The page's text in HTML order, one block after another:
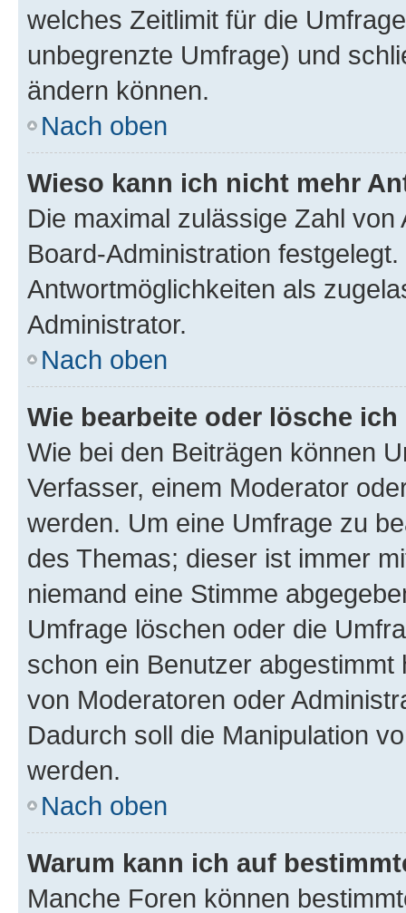
welches Zeitlimit für die
unbegrenzte Umfrage) und
ändern können.
Nach oben
Wieso kann ich nicht mehr
Die maximal zulässige Zahl
Board-Administration
Antwortmöglichkeiten als
Administrator.
Nach oben
Wie bearbeite oder lösche
Wie bei den Beiträgen können
Verfasser, einem Moderator
werden. Um eine Umfrage zu
des Themas; dieser ist immer
niemand eine Stimme
Umfrage löschen oder die
schon ein Benutzer
von Moderatoren oder
Dadurch soll die Manipulation
werden.
Nach oben
Warum kann ich auf
Manche Foren können